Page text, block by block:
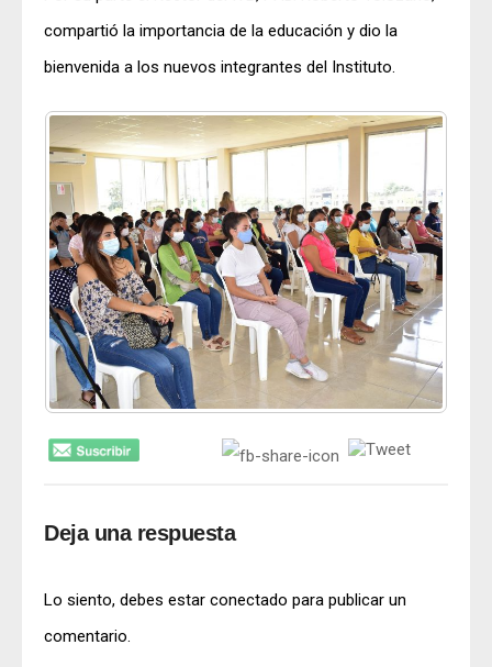
compartió la importancia de la educación y dio la
bienvenida a los nuevos integrantes del Instituto.
Deja una respuesta
Lo siento, debes estar conectado para publicar un
comentario.